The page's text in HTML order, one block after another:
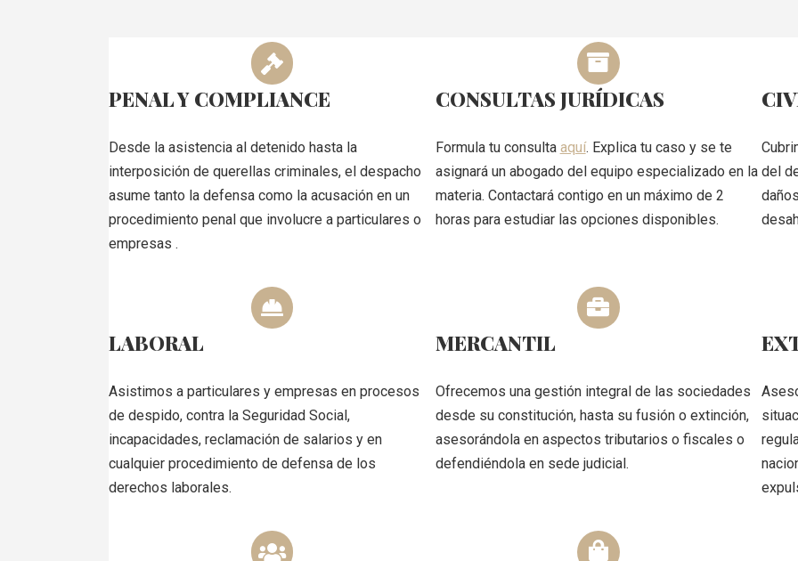
PENAL Y COMPLIANCE
Desde la asistencia al detenido hasta la
interposición de querellas criminales, el despacho
asume tanto la defensa como la acusación en un
procedimiento penal que involucre a particulares o
empresas .
CONSULTAS JURÍDICAS
Formula tu consulta aquí. Explica tu caso y se te
asignará un abogado del equipo especializado en la
materia. Contactará contigo en un máximo de 2
horas para estudiar las opciones disponibles.
del
LABORAL
Asistimos a particulares y empresas en procesos
de despido, contra la Seguridad Social,
incapacidades, reclamación de salarios y en
cualquier procedimiento de defensa de los
derechos laborales.
MERCANTIL
Ofrecemos una gestión integral de las sociedades
desde su constitución, hasta su fusión o extinción,
asesorándola en aspectos tributarios o fiscales o
defendiéndola en sede judicial.